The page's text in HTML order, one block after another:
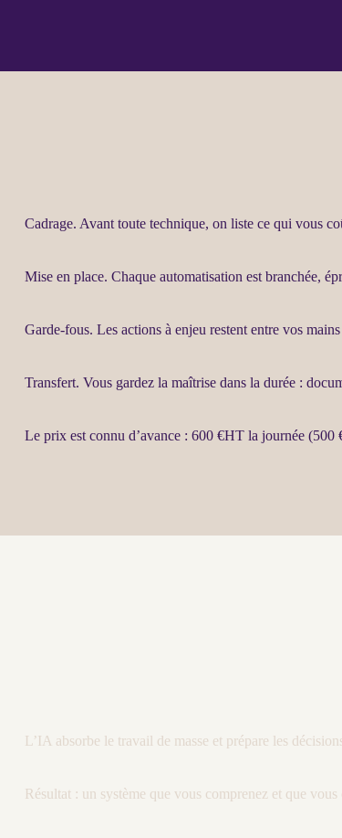
Cadrage. Avant toute technique, on liste ce qui vous
Mise en place. Chaque automatisation est branchée,
Garde-fous. Les actions à enjeu restent entre vos
Transfert. Vous gardez la maîtrise dans la durée :
Le prix est connu d’avance : 600 €HT la journée (500
L’IA absorbe le travail de masse et prépare les
Résultat : un système que vous comprenez et que